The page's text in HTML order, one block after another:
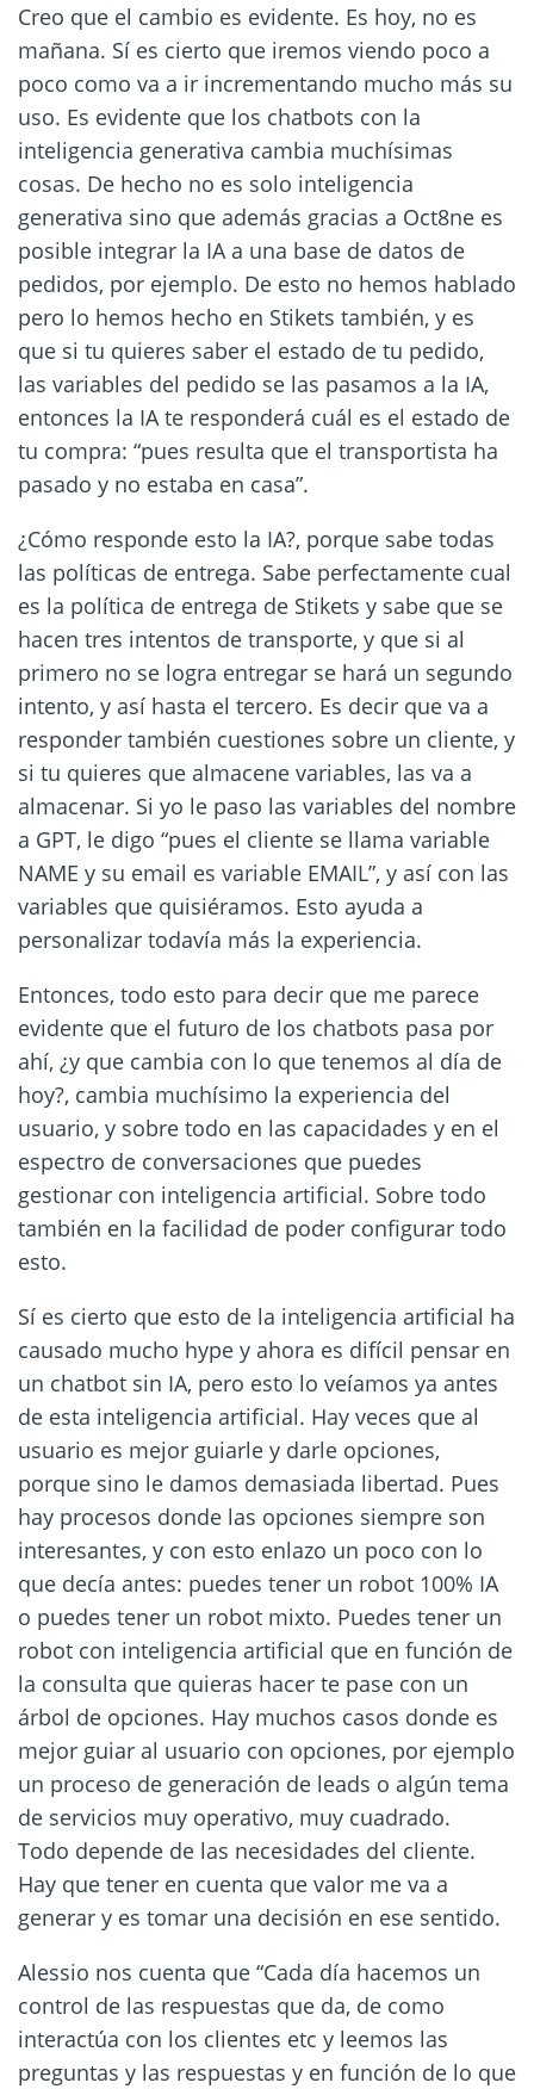
Creo que el cambio es evidente. Es hoy, no es
mañana. Sí es cierto que iremos viendo poco a
poco como va a ir incrementando mucho más su
uso. Es evidente que los chatbots con la
inteligencia generativa cambia muchísimas
cosas. De hecho no es solo inteligencia
generativa sino que además gracias a Oct8ne es
posible integrar la IA a una base de datos de
pedidos, por ejemplo. De esto no hemos hablado
pero lo hemos hecho en Stikets también, y es
que si tu quieres saber el estado de tu pedido,
las variables del pedido se las pasamos a la IA,
entonces la IA te responderá cuál es el estado de
tu compra: “pues resulta que el transportista ha
pasado y no estaba en casa”.
¿Cómo responde esto la IA?, porque sabe todas
las políticas de entrega. Sabe perfectamente cual
es la política de entrega de Stikets y sabe que se
hacen tres intentos de transporte, y que si al
primero no se logra entregar se hará un segundo
intento, y así hasta el tercero. Es decir que va a
responder también cuestiones sobre un cliente, y
si tu quieres que almacene variables, las va a
almacenar. Si yo le paso las variables del nombre
a GPT, le digo “pues el cliente se llama variable
NAME y su email es variable EMAIL”, y así con las
variables que quisiéramos. Esto ayuda a
personalizar todavía más la experiencia.
Entonces, todo esto para decir que me parece
evidente que el futuro de los chatbots pasa por
ahí, ¿y que cambia con lo que tenemos al día de
hoy?, cambia muchísimo la experiencia del
usuario, y sobre todo en las capacidades y en el
espectro de conversaciones que puedes
gestionar con inteligencia artificial. Sobre todo
también en la facilidad de poder configurar todo
esto.
Sí es cierto que esto de la inteligencia artificial ha
causado mucho hype y ahora es difícil pensar en
un chatbot sin IA, pero esto lo veíamos ya antes
de esta inteligencia artificial. Hay veces que al
usuario es mejor guiarle y darle opciones,
porque sino le damos demasiada libertad. Pues
hay procesos donde las opciones siempre son
interesantes, y con esto enlazo un poco con lo
que decía antes: puedes tener un robot 100% IA
o puedes tener un robot mixto. Puedes tener un
robot con inteligencia artificial que en función de
la consulta que quieras hacer te pase con un
árbol de opciones. Hay muchos casos donde es
mejor guiar al usuario con opciones, por ejemplo
un proceso de generación de leads o algún tema
de servicios muy operativo, muy cuadrado.
Todo depende de las necesidades del cliente.
Hay que tener en cuenta que valor me va a
generar y es tomar una decisión en ese sentido.
Alessio nos cuenta que “Cada día hacemos un
control de las respuestas que da, de como
interactúa con los clientes etc y leemos las
preguntas y las respuestas y en función de lo que